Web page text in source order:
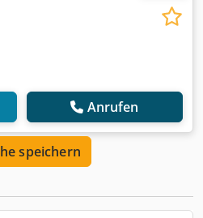
Anrufen
speichern